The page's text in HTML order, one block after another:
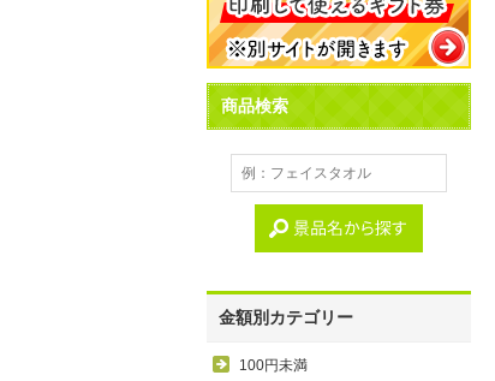
商品検索
金額別カテゴリー
100円未満